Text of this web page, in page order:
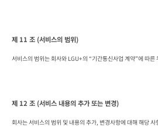
제 11 조 (서비스의 범위)
서비스의 범위는 회사와 LGU+의 “기간통신사업 계약”에 따른
제 12 조 (서비스 내용의 추가 또는 변경)
회사는 서비스의 범위 및 내용의 추가, 변경사항에 대해 해당